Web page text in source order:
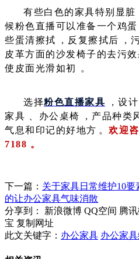
有些白色的家具特别显脏
候粉色直播可以准备一个鸡蛋
些蛋清擦拭，反复擦拭后，
皮革方面的沙发椅子的去污效
使皮面光滑如初。
选择粉色直播家具 ，设
家具、办公桌椅，产品种
气息和印记的好地方。 欢迎咨
7188。
下一篇： 关于家具日常维护10要
的让办公家具气味消散
分享到：
新浪微博 QQ空间 腾
宝 复制网址
此文关键字： 办公家具 办公家